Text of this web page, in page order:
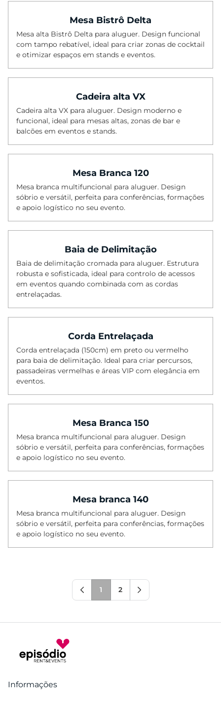
Balcões
Mesas de Bolo
Vasos
Pratos Marcadores
Almofadas
Lanternas
Stand | Feiras
Mesa Bistrô Delta
Mesa alta Bistrô Delta para aluguer. Design funcional
com tampo rebatível, ideal para criar zonas de cocktail
e otimizar espaços em stands e eventos.
Cadeira alta VX
Cadeira alta VX para aluguer. Design moderno e
funcional, ideal para mesas altas, zonas de bar e
balcões em eventos e stands.
Mesa Branca 120
Mesa branca multifuncional para aluguer. Design
sóbrio e versátil, perfeita para conferências, formações
e apoio logístico no seu evento.
Baia de Delimitação
Baia de delimitação cromada para aluguer. Estrutura
robusta e sofisticada, ideal para controlo de acessos
em eventos quando combinada com as cordas
entrelaçadas.
Corda Entrelaçada
Corda entrelaçada (150cm) em preto ou vermelho
para baia de delimitação. Ideal para criar percursos,
passadeiras vermelhas e áreas VIP com elegância em
eventos.
Mesa Branca 150
Mesa branca multifuncional para aluguer. Design
sóbrio e versátil, perfeita para conferências, formações
e apoio logístico no seu evento.
Mesa branca 140
Mesa branca multifuncional para aluguer. Design
sóbrio e versátil, perfeita para conferências, formações
e apoio logístico no seu evento.
1 2
Informações